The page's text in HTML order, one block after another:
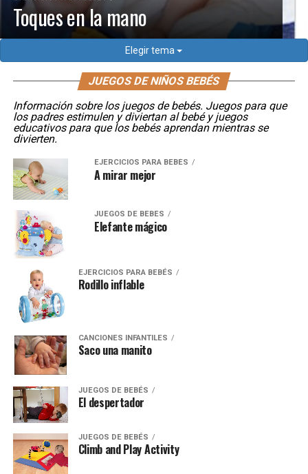
Toques en la mano
Elegir tema
JUEGOS DE NIÑOS BEBÉS
Información sobre los juegos de bebés. Juegos para que
los padres estimulen y diviertan al bebé y juegos
educativos para que los bebés aprendan mientras se
divierten.
EJERCICIOS PARA BEBÉS
A mirar mejor
JUEGOS DE BEBÉS
Elefante mágico
EJERCICIOS PARA BEBÉS
Rodillo inflable
CANCIONES INFANTILES
Saco una manito
JUEGOS DE BEBÉS
El despertador
JUEGOS DE BEBÉS
Climb and Play Activity